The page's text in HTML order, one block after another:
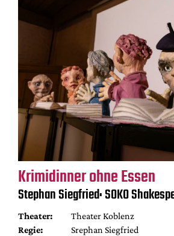
Krimidinner ohne Essen
Stephan Siegfried: SOKO
Theater:
Theater Koblenz
Regie:
Srephan Siegfried